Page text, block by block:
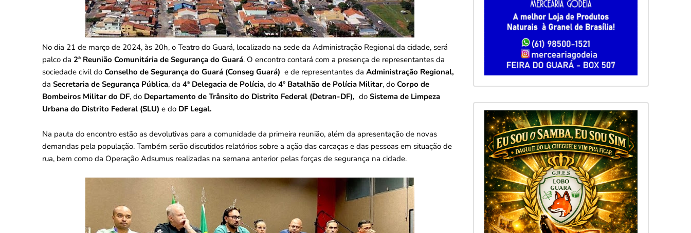
No dia 21 de março de 2024, às 20h, o Teatro do Guará, localizado na sede da Administração Regional da cidade, será
palco da 2ª Reunião Comunitária de Segurança do Guará. O encontro contará com a presença de representantes da
sociedade civil do Conselho de Segurança do Guará (Conseg Guará) e de representantes da Administração Regional,
da Secretaria de Segurança Pública, da 4ª Delegacia de Polícia, do 4º Batalhão de Polícia Militar, do Corpo de
Bombeiros Militar do DF, do Departamento de Trânsito do Distrito Federal (Detran-DF), do Sistema de Limpeza
Urbana do Distrito Federal (SLU) e do DF Legal.
Na pauta do encontro estão as devolutivas para a comunidade da primeira reunião, além da apresentação de novas
demandas pela população. Também serão discutidos relatórios sobre a ação das carcaças e das pessoas em situação de
rua, bem como da Operação Adsumus realizadas na semana anterior pelas forças de segurança na cidade.